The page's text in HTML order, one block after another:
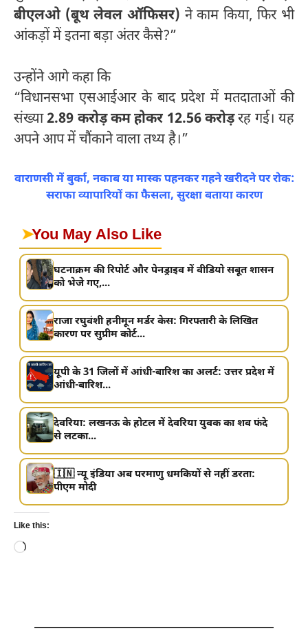
बीएलओ (बूथ लेवल ऑफिसर) ने काम किया, फिर भी
आंकड़ों में इतना बड़ा अंतर कैसे?”
उन्होंने आगे कहा कि
“विधानसभा एसआईआर के बाद प्रदेश में मतदाताओं की
संख्या2.89 करोड़ कम होकर 12.56 करोड़रह गई। यह
अपने आप में चौंकाने वाला तथ्य है।”
वाराणसी में बुर्का, नकाब या मास्क पहनकर गहने खरीदने पर रोक:
सराफा व्यापारियों का फैसला, सुरक्षा बताया कारण
➤You May Also Like
घटनाक्रम की रिपोर्ट और पेनड्राइव में वीडियो सबूत शासन
को भेजे गए,...
राजा रघुवंशी हनीमून मर्डर केस: गिरफ्तारी के लिखित
कारण पर सुप्रीम कोर्ट...
यूपी के 31 जिलों में आंधी-बारिश का अलर्ट: उत्तर प्रदेश में
आंधी-बारिश...
देवरिया: लखनऊ के होटल में देवरिया युवक का शव फंदे
से लटका...
🇮🇳 न्यू इंडिया अब परमाणु धमकियों से नहीं डरता:
पीएम मोदी
Like this:
Loading…